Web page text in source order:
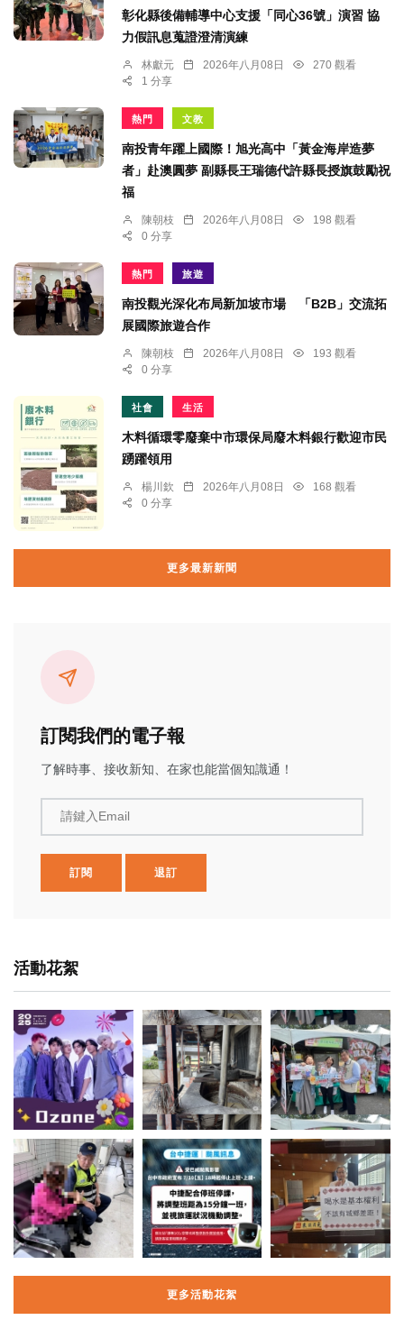
彰化縣後備輔導中心支援「同心36號」演習 協
力假訊息蒐證澄清演練
林獻元 2026年八月08日
270 觀看
1 分享
熱門 文教
南投青年躍上國際！旭光高中「黃金海岸造夢
者」赴澳圓夢 副縣長王瑞德代許縣長授旗鼓勵祝
福
陳朝枝 2026年八月08日
198 觀看
0 分享
熱門 旅遊
南投觀光深化布局新加坡市場 「B2B」交流拓
展國際旅遊合作
陳朝枝 2026年八月08日
193 觀看
0 分享
社會 生活
木料循環零廢棄中市環保局廢木料銀行歡迎市民
踴躍領用
楊川欽 2026年八月08日
168 觀看
0 分享
更多最新新聞
訂閱我們的電子報
了解時事、接收新知、在家也能當個知識通！
請鍵入Email
訂閱 退訂
活動花絮
更多活動花絮